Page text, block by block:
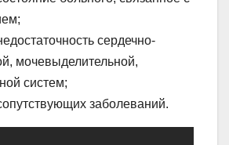
сердечно-
мочевыделительной,
систем;
заболеваний.